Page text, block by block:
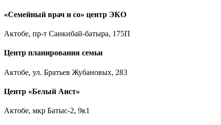
«Семейный врач и со» центр ЭКО
Актобе, пр-т Санкибай-батыра, 175П
Центр планирования семьи
Актобе, ул. Братьев Жубановых, 283
Центр «Белый Аист»
Актобе, мкр Батыс-2, 9к1